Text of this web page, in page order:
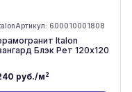
Артикул: 600010001808
Italon
Блэк Рет 120x120
руб./м2